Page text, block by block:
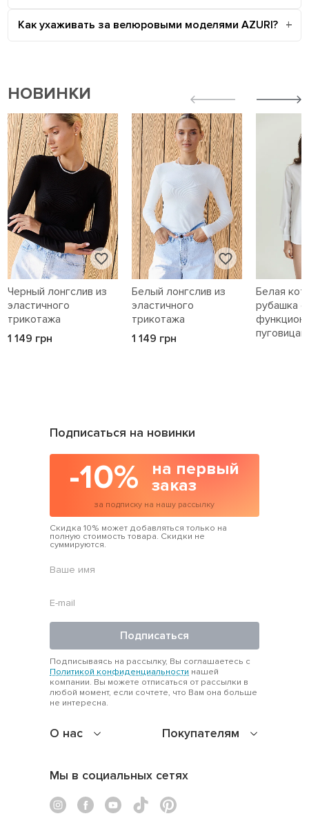
Как ухаживать за велюровыми моделями AZURI?
НОВИНКИ
Черный лонгслив из
эластичного
трикотажа
1 149 грн
Белый лонгслив из
эластичного
трикотажа
1 149 грн
Белая
рубашка с
О нас Покупателям
Подписаться на новинки
-10%
на первый
заказ
за подписку на нашу рассылку
Скидка 10% может добавляться только на
полную стоимость товара. Скидки не
суммируются.
Подписаться
Подписываясь на рассылку, Вы соглашаетесь с
Политикой конфиденциальности нашей
компании. Вы можете отписаться от рассылки в
любой момент, если сочтете, что Вам она больше
не интересна.
Мы в социальных сетях